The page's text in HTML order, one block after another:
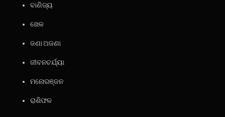
ବାଣିଜ୍ୟ
ଖେଳ
ଜଣା ଅଜଣା
ଜୀବନଚର୍ଯ୍ୟା
ମନୋରଞ୍ଜନ
ରାଶିଫଳ